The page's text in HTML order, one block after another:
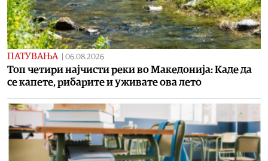
ПАТУВАЊА 06.08.2026
Топ четири најчисти реки во Македонија: Каде да
се капете, рибарите и уживате ова лето